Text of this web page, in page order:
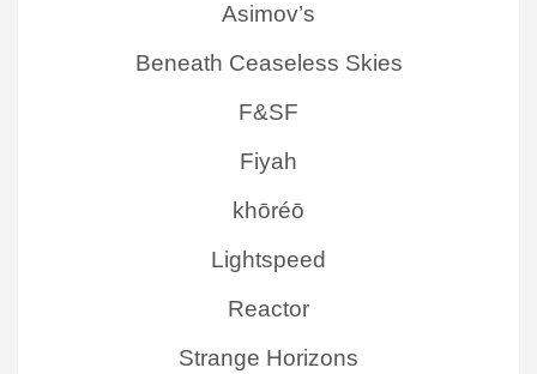
Asimov’s
Beneath Ceaseless Skies
F&SF
Fiyah
khōréō
Lightspeed
Reactor
Strange Horizons